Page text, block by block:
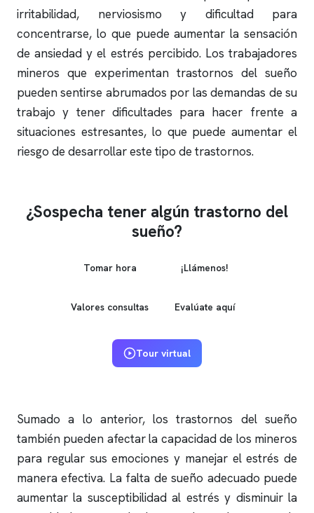
irritabilidad, nerviosismo y dificultad para
concentrarse, lo que puede aumentar la sensación
de ansiedad y el estrés percibido. Los trabajadores
mineros que experimentan trastornos del sueño
pueden sentirse abrumados por las demandas de su
trabajo y tener dificultades para hacer frente a
situaciones estresantes, lo que puede aumentar el
riesgo de desarrollar este tipo de trastornos.
¿Sospecha tener algún trastorno del
sueño?
Tomar hora ¡Llámenos!
Valores consultas Evalúate aquí
Tour virtual
Sumado a lo anterior, los trastornos del sueño
también pueden afectar la capacidad de los mineros
para regular sus emociones y manejar el estrés de
manera efectiva. La falta de sueño adecuado puede
aumentar la susceptibilidad al estrés y disminuir la